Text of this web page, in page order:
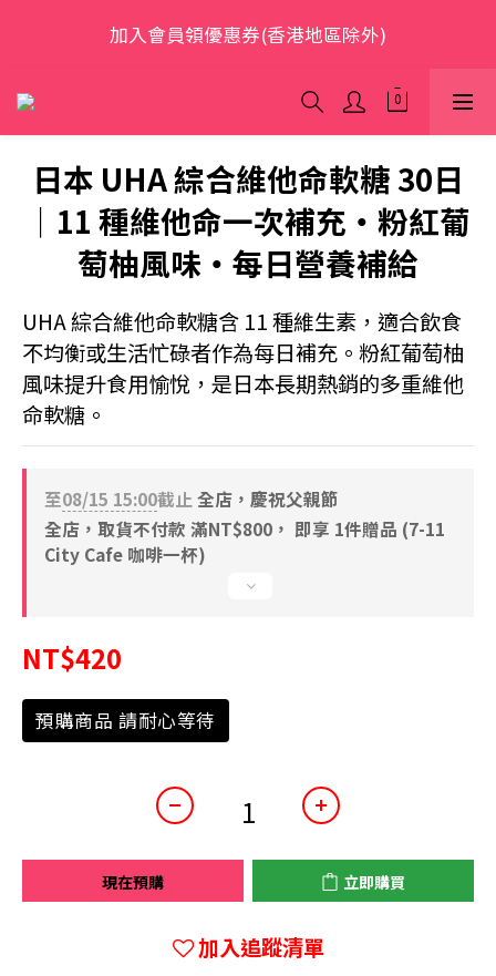
歡迎光臨 S.A.W
加入會員領優惠券(香港地區除外)
本網站為跨境購物平台，顧客消費行為屬「個人進口貨
品範圍」，商品僅限顧客個人使用
歡迎光臨 S.A.W
日本 UHA 綜合維他命軟糖 30日
｜11 種維他命一次補充・粉紅葡
萄柚風味・每日營養補給
UHA 綜合維他命軟糖含 11 種維生素，適合飲食
不均衡或生活忙碌者作為每日補充。粉紅葡萄柚
風味提升食用愉悅，是日本長期熱銷的多重維他
命軟糖。
至08/15 15:00截止 全店，慶祝父親節
全店，取貨不付款 滿NT$800， 即享 1件贈品 (7-11
City Cafe 咖啡一杯)
NT$420
預購商品 請耐心等待
現在預購 立即購買
加入追蹤清單